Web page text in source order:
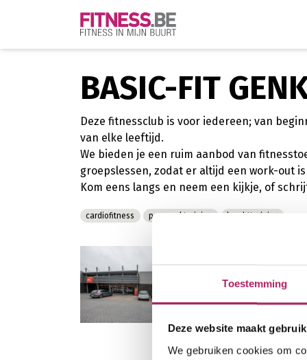
Toestemming
Deze website maakt
We gebruiken cookies om
BASIC-FIT
Deze fitnessclub is voor iedereen; van
van elke leeftijd.
We bieden je een ruim aanbod van
groepslessen, zodat er altijd een work-out
Kom eens langs en neem een kijkje, of
cardiofitness personal training krachttraining